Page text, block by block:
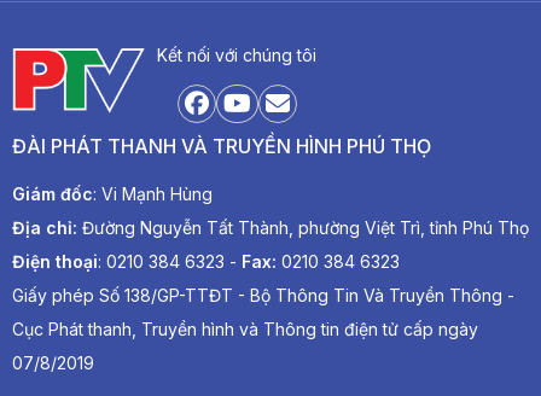
Kết nối với chúng tôi
ĐÀI PHÁT THANH VÀ TRUYỀN HÌNH PHÚ THỌ
Giám đốc: Vi Mạnh Hùng
Địa chỉ: Đường Nguyễn Tất Thành, phường Việt Trì, tỉnh Phú Thọ
Điện thoại: 0210 384 6323 - Fax: 0210 384 6323
Giấy phép Số 138/GP-TTĐT - Bộ Thông Tin Và Truyền Thông -
Cục Phát thanh, Truyền hình và Thông tin điện tử cấp ngày
07/8/2019